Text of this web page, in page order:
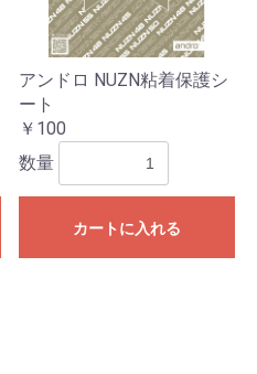
アンドロ NUZN粘着保護シ
ート
￥100
数量
カートに入れる